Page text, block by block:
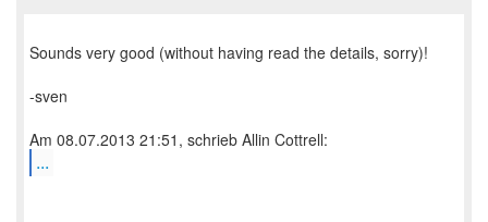
Sounds very good (without having read the details, sorry)!
-sven
...